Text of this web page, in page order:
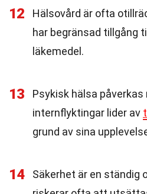
12
Hälsovård är ofta
har begränsad tillgång
läkemedel.
13
Psykisk hälsa
internflyktingar lider av
grund av sina
14
Säkerhet är en ständig